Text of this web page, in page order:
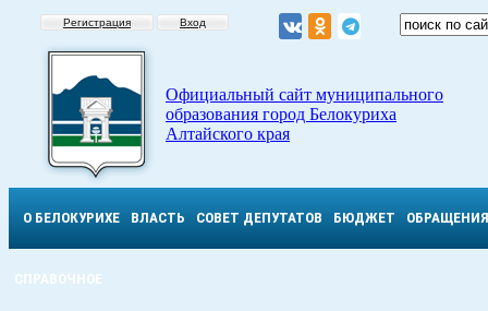
Регистрация Вход
Официальный сайт муниципального
образования город Белокуриха
Алтайского края
О БЕЛОКУРИХЕ ВЛАСТЬ СОВЕТ ДЕПУТАТОВ БЮДЖЕТ ОБРАЩЕНИЯ
СПРАВОЧНОЕ